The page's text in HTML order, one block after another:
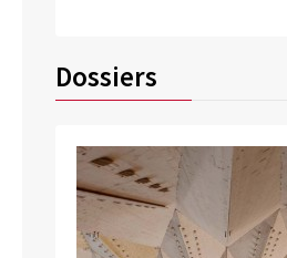
Dossiers